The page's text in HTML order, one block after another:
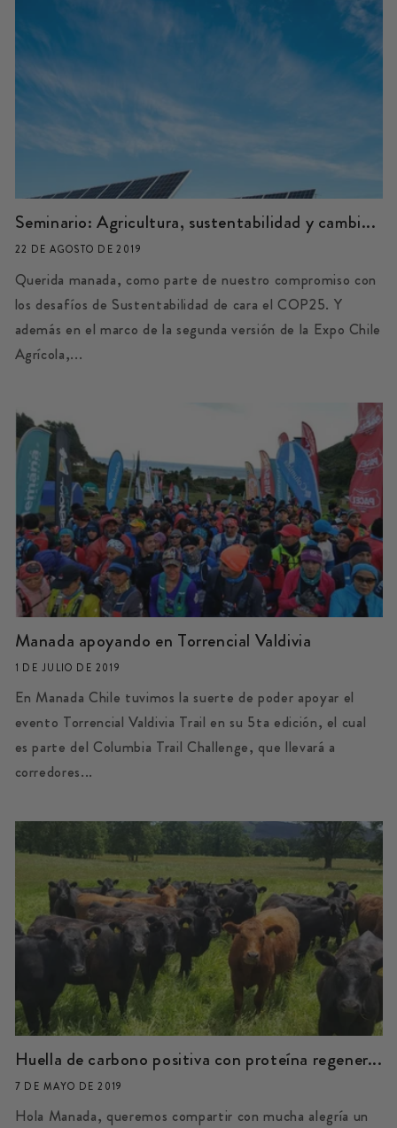
Seminario: Agricultura, sustentabilidad y cambi...
22 DE AGOSTO DE 2019
Querida manada, como parte de nuestro compromiso con
los desafíos de Sustentabilidad de cara el COP25. Y
además en el marco de la segunda versión de la Expo Chile
Agrícola,...
Manada apoyando en Torrencial Valdivia
1 DE JULIO DE 2019
En Manada Chile tuvimos la suerte de poder apoyar el
evento Torrencial Valdivia Trail en su 5ta edición, el cual
es parte del Columbia Trail Challenge, que llevará a
corredores...
Huella de carbono positiva con proteína regener...
7 DE MAYO DE 2019
Hola Manada, queremos compartir con mucha alegría un